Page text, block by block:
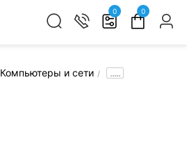
0 0
Компьютеры и сети .....